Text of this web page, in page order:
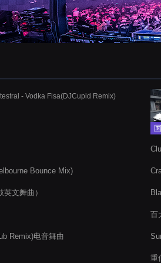
- Vodka Fisa(DJCupid Remix)
Bounce Mix)
文舞曲）
Remix)电音舞曲
百
重